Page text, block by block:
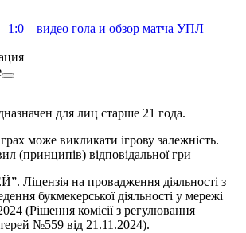
1:0 – видео гола и обзор матча УПЛ
для лиц старше 21 года.
може викликати ігрову залежність.
(принципів) відповідальної гри
на провадження діяльності з
букмекерської діяльності у мережі
(Рішення комісії з регулювання
№559 від 21.11.2024).